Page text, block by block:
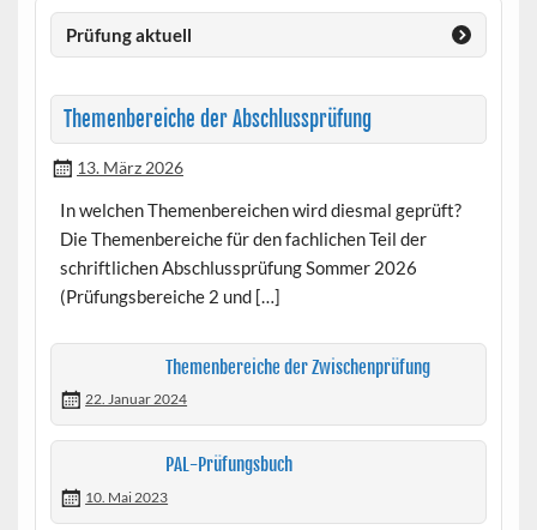
Prüfung aktuell
Themenbereiche der Abschlussprüfung
13. März 2026
In welchen Themenbereichen wird diesmal geprüft?
Die Themenbereiche für den fachlichen Teil der
schriftlichen Abschluss­prüfung Sommer 2026
(Prüfungsbereiche 2 und […]
Themenbereiche der Zwischenprüfung
22. Januar 2024
PAL-Prüfungsbuch
10. Mai 2023